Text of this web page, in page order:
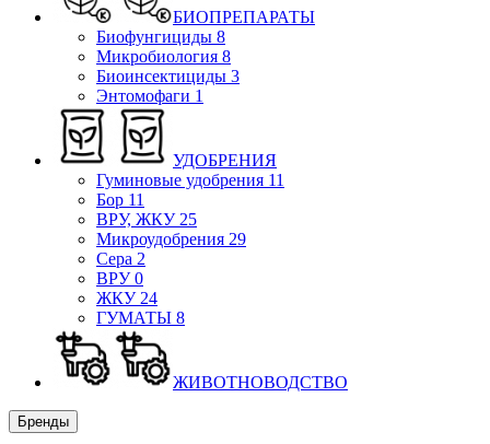
БИОПРЕПАРАТЫ
Биофунгициды 8
Микробиология 8
Биоинсектициды 3
Энтомофаги 1
УДОБРЕНИЯ
Гуминовые удобрения 11
Бор 11
ВРУ, ЖКУ 25
Микроудобрения 29
Сера 2
ВРУ0
ЖКУ 24
ГУМАТЫ 8
ЖИВОТНОВОДСТВО
Бренды